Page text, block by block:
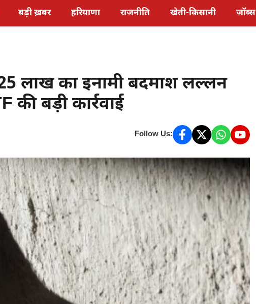
बड़ी ख़बर हरियाणा राजनीति खेती-किसानी जॉब्स
लाख का इनामी बदमाश लल्लन
की बड़ी कार्रवाई
Follow Us: